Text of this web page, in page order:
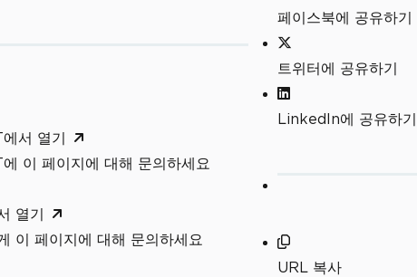
서 열기
이 페이지에 대해 문의하세요
열기
이 페이지에 대해 문의하세요
페이스북에 공유하기
트위터에 공유하기
LinkedIn에 공유하기
URL 복사